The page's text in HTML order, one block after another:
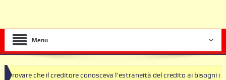
Menu
il creditore conosceva l’estraneità del credito ai bisogni della famiglia